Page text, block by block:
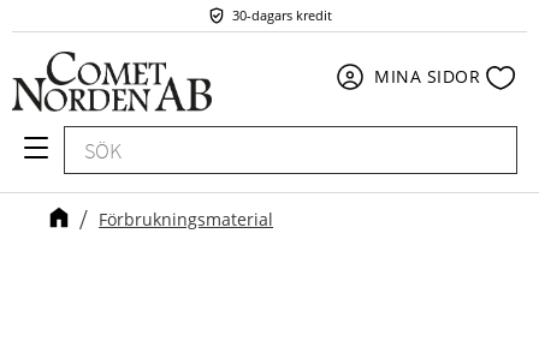
Meny
30-dagars kredit
MINA SIDOR
Förbrukningsmaterial